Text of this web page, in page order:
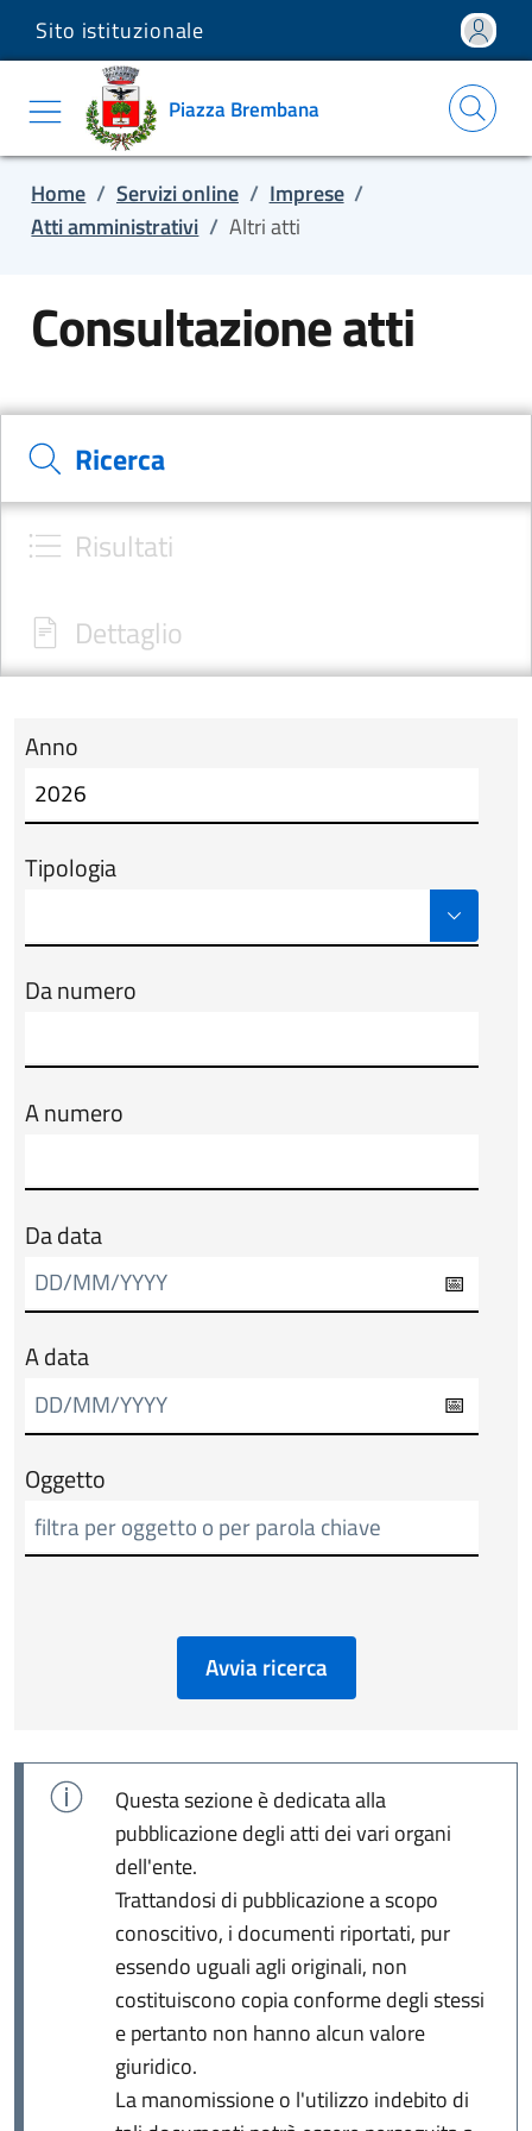
Salta e vai al contenuto
Salta e vai al footer
Sito istituzionale
Piazza Brembana
Home / Servizi online / Imprese /
Atti amministrativi / Altri atti
Consultazione atti
Cerca il documento e consulta il dettaglio
Ricerca
Risultati
Dettaglio
Modulo tab_ricerca_form
Anno
Tipologia
Da numero
A numero
Da data
A data
Oggetto
Avvia ricerca
Questa sezione è dedicata alla
pubblicazione degli atti dei vari organi
dell'ente.
Trattandosi di pubblicazione a scopo
conoscitivo, i documenti riportati, pur
essendo uguali agli originali, non
costituiscono copia conforme degli stessi
e pertanto non hanno alcun valore
giuridico.
La manomissione o l'utilizzo indebito di